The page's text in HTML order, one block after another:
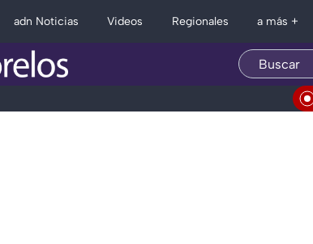
adn Noticias Videos Regionales a más +